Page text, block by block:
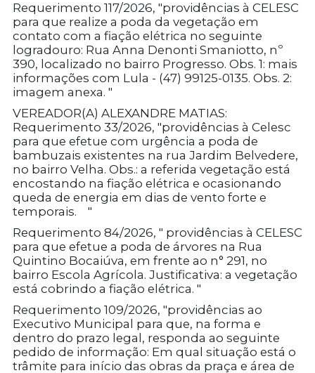
Requerimento 117/2026, "providências à CELESC
para que realize a poda da vegetação em
contato com a fiação elétrica no seguinte
logradouro: Rua Anna Denonti Smaniotto, nº
390, localizado no bairro Progresso. Obs. 1: mais
informações com Lula - (47) 99125-0135. Obs. 2:
imagem anexa. "
VEREADOR(A) ALEXANDRE MATIAS:
Requerimento 33/2026, "providências à Celesc
para que efetue com urgência a poda de
bambuzais existentes na rua Jardim Belvedere,
no bairro Velha. Obs.: a referida vegetação está
encostando na fiação elétrica e ocasionando
queda de energia em dias de vento forte e
temporais. "
Requerimento 84/2026, " providências à CELESC
para que efetue a poda de árvores na Rua
Quintino Bocaiúva, em frente ao n° 291, no
bairro Escola Agrícola. Justificativa: a vegetação
está cobrindo a fiação elétrica. "
Requerimento 109/2026, "providências ao
Executivo Municipal para que, na forma e
dentro do prazo legal, responda ao seguinte
pedido de informação: Em qual situação está o
trâmite para início das obras da praça e área de